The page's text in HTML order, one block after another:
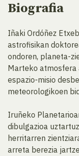
Biografia
Iñaki Ordóñez
astrofisikan
ondoren, planeta-
Marteko atmosfera
espazio-misio
meteorologikoen
Iruñeko
dibulgazioa
herritarren
arreta berezia